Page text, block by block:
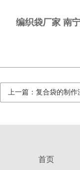
编织袋厂家 南
上一篇：‌复合袋的制作
首页